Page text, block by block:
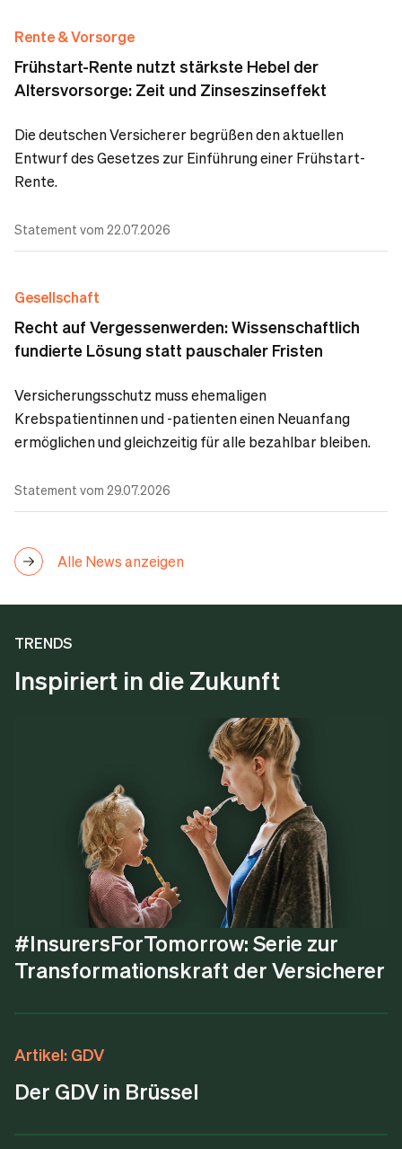
Rente & Vorsorge
Frühstart-Rente nutzt stärkste Hebel der
Altersvorsorge: Zeit und Zinseszinseffekt
Die deutschen Versicherer begrüßen den aktuellen
Entwurf des Gesetzes zur Einführung einer Frühstart-
Rente.
Statement vom 22.07.2026
Gesellschaft
Recht auf Vergessenwerden: Wissenschaftlich
fundierte Lösung statt pauschaler Fristen
Versicherungsschutz muss ehemaligen
Krebspatientinnen und -patienten einen Neuanfang
ermöglichen und gleichzeitig für alle bezahlbar bleiben.
Statement vom 29.07.2026
Alle News anzeigen
TRENDS
Inspiriert in die Zukunft
#EsGehtUmAlle: Serie zur privaten
Altersvorsorge
Reportagen und Portraits
#InsurersForTomorrow: Serie zur
Transformationskraft der Versicherer
Artikel: GDV
Der GDV in Brüssel